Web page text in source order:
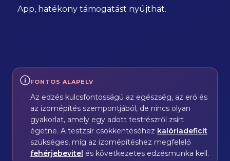
App, hatékony támogatást nyújthat.
FONTOS ALAPELV
Az edzés kulcsfontosságú az egészség, az erő és
az izomépítés szempontjából, de nincs olyan
gyakorlat, amely egy adott testrészről zsírt
égetne. A testzsír csökkentéséhez kalóriadeficit
szükséges, míg az izomépítéshez megfelelő
fehérjebevitel és következetes edzésmunka kell.